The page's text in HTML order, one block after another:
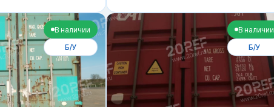
В наличии
Б/У
В наличии
Б/У